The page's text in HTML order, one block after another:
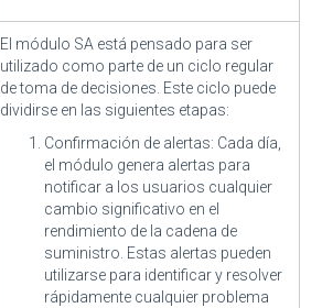
El módulo SA está pensado para ser
utilizado como parte de un ciclo regular
de toma de decisiones. Este ciclo puede
dividirse en las siguientes etapas:
Confirmación de alertas: Cada día,
el módulo genera alertas para
notificar a los usuarios cualquier
cambio significativo en el
rendimiento de la cadena de
suministro. Estas alertas pueden
utilizarse para identificar y resolver
rápidamente cualquier problema